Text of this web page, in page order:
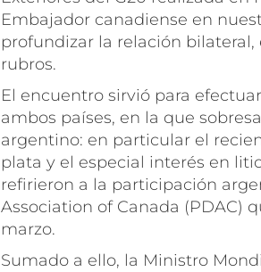
Embajador canadiense en
profundizar la relación
rubros.
El encuentro sirvió para
ambos países, en la que
argentino: en particular el
plata y el especial interés en
refirieron a la participación
Association of Canada (PDAC)
marzo.
Sumado a ello, la Ministro